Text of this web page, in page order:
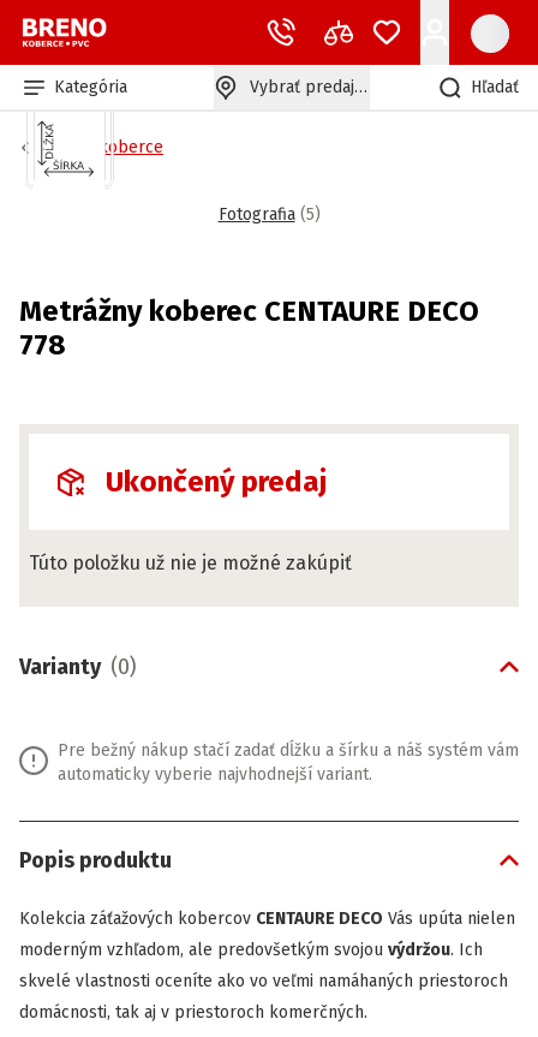
Kategória Vybrať predajňu Hľadať
Bytové koberce
Fotografia (5)
Metrážny koberec CENTAURE DECO
778
Ukončený predaj
Túto položku už nie je možné zakúpiť
Varianty (0)
Pre bežný nákup stačí zadať dĺžku a šírku a náš systém vám
automaticky vyberie najvhodnejší variant.
Popis produktu
Kolekcia záťažových kobercov CENTAURE DECO Vás upúta nielen
moderným vzhľadom, ale predovšetkým svojou výdržou. Ich
skvelé vlastnosti oceníte ako vo veľmi namáhaných priestoroch
domácnosti, tak aj v priestoroch komerčných.